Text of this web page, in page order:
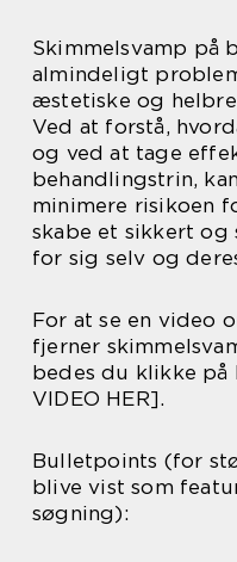
Skimmelsvamp på
almindeligt
æstetiske og
Ved at forstå,
og ved at tage
behandlingstrin,
minimere risikoen
skabe et sikkert
for sig selv og
For at se en video
fjerner
bedes du klikke
VIDEO HER].
Bulletpoints (for
blive vist som
søgning):